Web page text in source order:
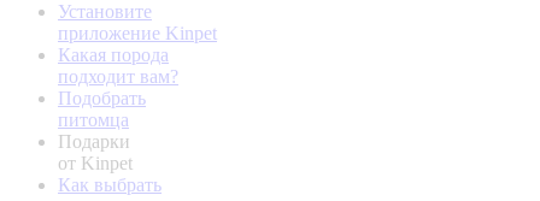
Установите
приложение Kinpet
Какая порода
подходит вам?
Подобрать
питомца
Подарки
от Kinpet
Как выбрать